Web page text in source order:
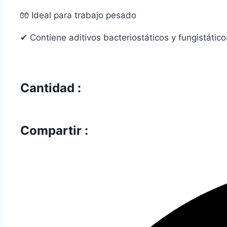
🧤 Ideal para trabajo pesado
✔ Contiene aditivos bacteriostáticos y
Cantidad :
Compartir :